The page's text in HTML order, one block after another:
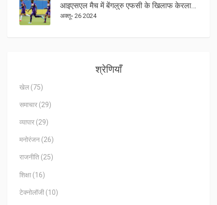
आइएसएल मैच में बेंगलुरु एफसी के खिलाफ केरला ब्लास्टर्स की प्लेइंग इलेवन की घोषणा
अक्तू॰ 26 2024
श्रेणियाँ
खेल (75)
समाचार (29)
व्यापार (29)
मनोरंजन (26)
राजनीति (25)
शिक्षा (16)
टेक्नोलॉजी (10)